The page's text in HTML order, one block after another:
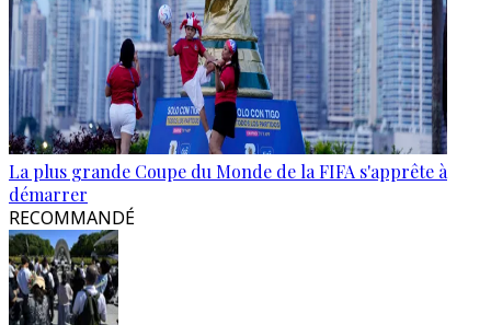
La plus grande Coupe du Monde de la FIFA s'apprête à
démarrer
RECOMMANDÉ